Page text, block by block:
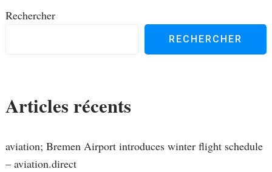
Rechercher
RECHERCHER
Articles récents
aviation; Bremen Airport introduces winter flight schedule
– aviation.direct